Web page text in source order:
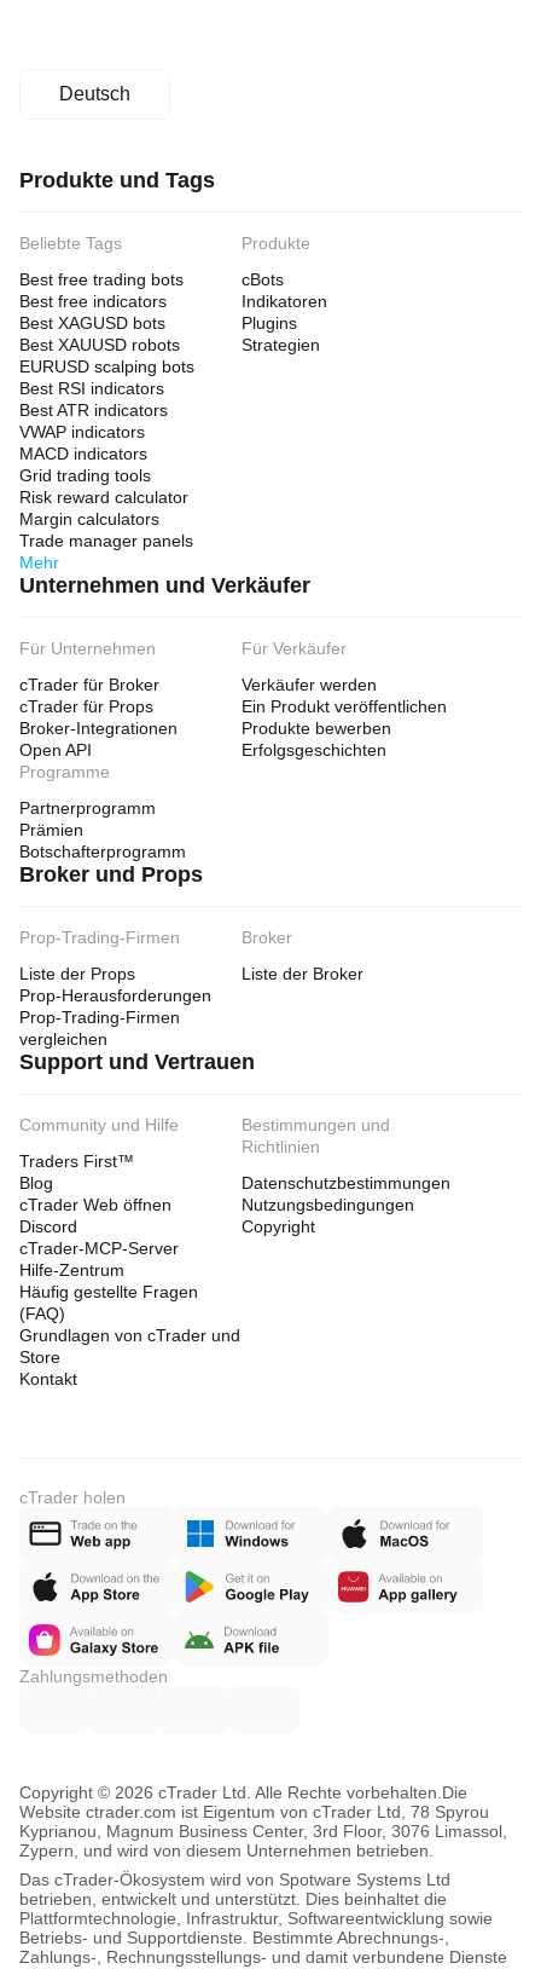
Deutsch
Produkte und Tags
Beliebte Tags
Best free trading bots
Best free indicators
Best XAGUSD bots
Best XAUUSD robots
EURUSD scalping bots
Best RSI indicators
Best ATR indicators
VWAP indicators
MACD indicators
Grid trading tools
Risk reward calculator
Margin calculators
Trade manager panels
Mehr
Produkte
cBots
Indikatoren
Plugins
Strategien
Unternehmen und Verkäufer
Für Unternehmen
cTrader für Broker
cTrader für Props
Broker-Integrationen
Open API
Für Verkäufer
Verkäufer werden
Ein Produkt veröffentlichen
Produkte bewerben
Erfolgsgeschichten
Programme
Partnerprogramm
Prämien
Botschafterprogramm
Broker und Props
Prop-Trading-Firmen
Liste der Props
Prop-Herausforderungen
Prop-Trading-Firmen
vergleichen
Broker
Liste der Broker
Support und Vertrauen
Community und Hilfe
Traders First™
Blog
cTrader Web öffnen
Discord
cTrader-MCP-Server
Hilfe-Zentrum
Häufig gestellte Fragen
(FAQ)
Grundlagen von cTrader und
Store
Kontakt
Bestimmungen und
Richtlinien
Datenschutzbestimmungen
Nutzungsbedingungen
Copyright
cTrader holen
Zahlungsmethoden
Copyright © 2026 cTrader Ltd. Alle Rechte vorbehalten. Die
Website ctrader.com ist Eigentum von cTrader Ltd, 78 Spyrou
Kyprianou, Magnum Business Center, 3rd Floor, 3076 Limassol,
Zypern, und wird von diesem Unternehmen betrieben.
Das cTrader-Ökosystem wird von Spotware Systems Ltd
betrieben, entwickelt und unterstützt. Dies beinhaltet die
Plattformtechnologie, Infrastruktur, Softwareentwicklung sowie
Betriebs- und Supportdienste. Bestimmte Abrechnungs-,
Zahlungs-, Rechnungsstellungs- und damit verbundene Dienste